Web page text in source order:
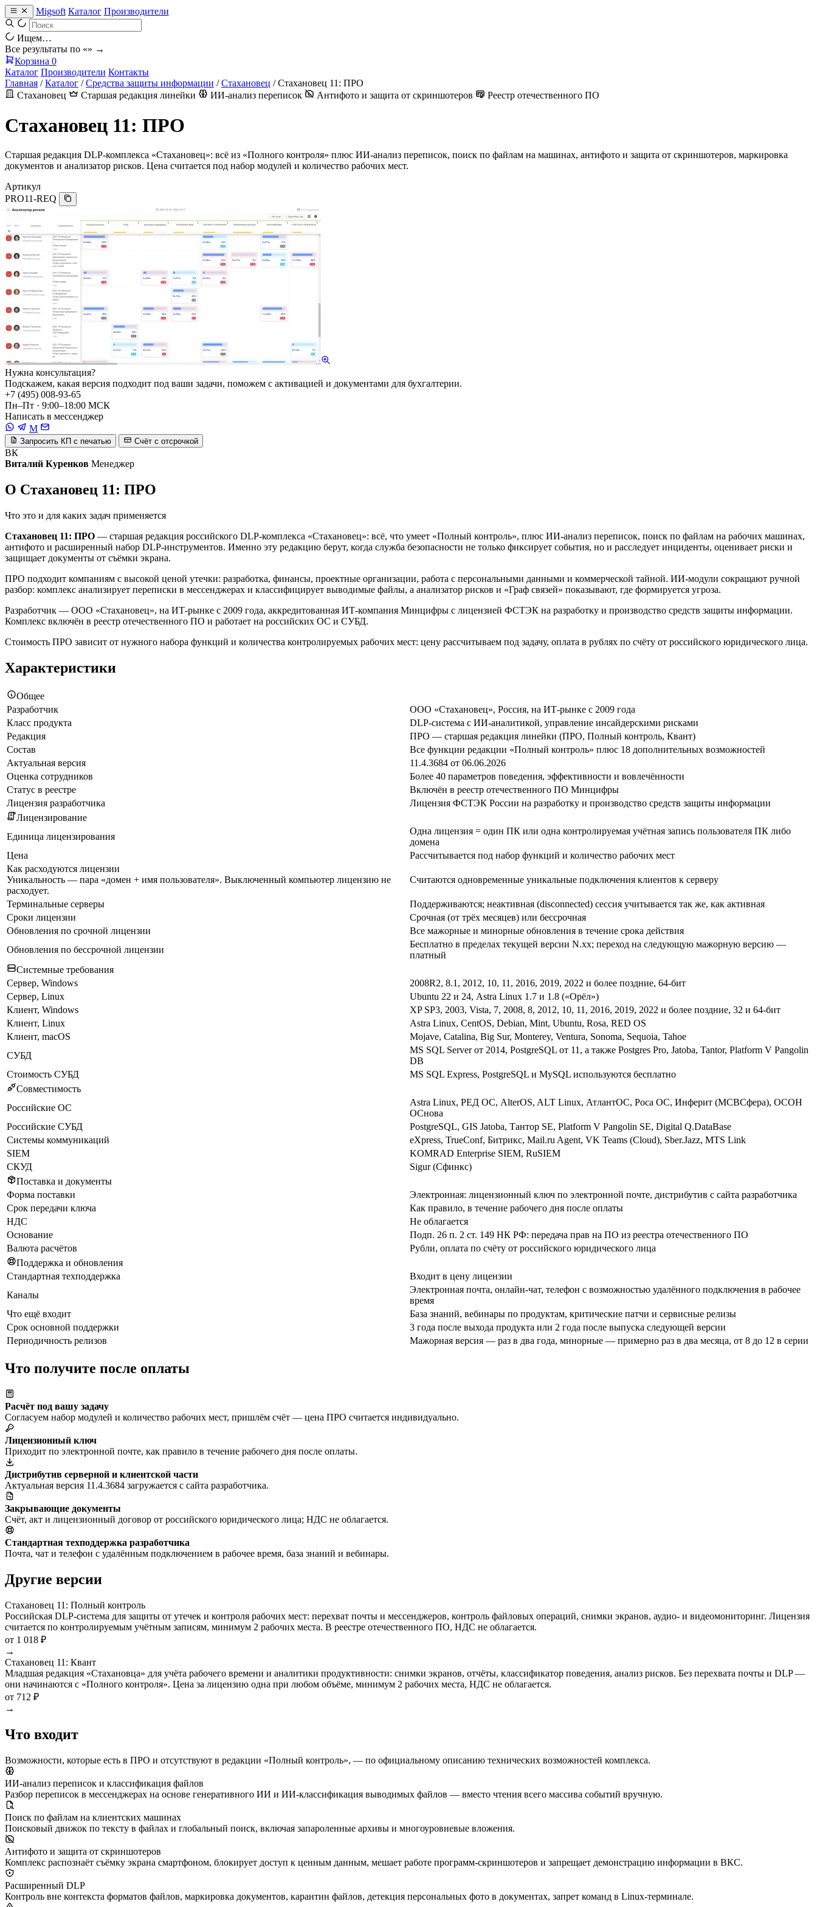
Migsoft Каталог Производители
Ищем…
Все результаты по «» →
Корзина 0
Каталог Производители Контакты
Главная / Каталог / Средства защиты информации / Стахановец / Стахановец 11: ПРО
Стахановец
Старшая редакция линейки ИИ-анализ переписок Антифото и защита от скриншотеров Реестр отечественного ПО
Стахановец 11: ПРО
Старшая редакция DLP-комплекса «Стахановец»: всё из «Полного контроля» плюс ИИ-анализ переписок, поиск по файлам на машинах, антифото и защита от скриншотеров, маркировка
документов и анализатор рисков. Цена считается под набор модулей и количество рабочих мест.
Артикул
PRO11-REQ
Нужна консультация?
Подскажем, какая версия подходит под ваши задачи, поможем с активацией и документами для бухгалтерии.
+7 (495) 008-93-65
Пн–Пт · 9:00–18:00 МСК
Написать в мессенджер
M
Запросить КП с печатью Счёт с отсрочкой
ВК
Виталий Куренков Менеджер
О Стахановец 11: ПРО
Что это и для каких задач применяется
Стахановец 11: ПРО — старшая редакция российского DLP-комплекса «Стахановец»: всё, что умеет «Полный контроль», плюс ИИ-анализ переписок, поиск по файлам на рабочих машинах,
антифото и расширенный набор DLP-инструментов. Именно эту редакцию берут, когда служба безопасности не только фиксирует события, но и расследует инциденты, оценивает риски и
защищает документы от съёмки экрана.
ПРО подходит компаниям с высокой ценой утечки: разработка, финансы, проектные организации, работа с персональными данными и коммерческой тайной. ИИ-модули сокращают ручной
разбор: комплекс анализирует переписки в мессенджерах и классифицирует выводимые файлы, а анализатор рисков и «Граф связей» показывают, где формируется угроза.
Разработчик — ООО «Стахановец», на ИТ-рынке с 2009 года, аккредитованная ИТ-компания Минцифры с лицензией ФСТЭК на разработку и производство средств защиты информации.
Комплекс включён в реестр отечественного ПО и работает на российских ОС и СУБД.
Стоимость ПРО зависит от нужного набора функций и количества контролируемых рабочих мест: цену рассчитываем под задачу, оплата в рублях по счёту от российского юридического лица.
Характеристики
Общее
Разработчик
ООО «Стахановец», Россия, на ИТ-рынке с 2009 года
Класс продукта
DLP-система с ИИ-аналитикой, управление инсайдерскими рисками
Редакция
ПРО — старшая редакция линейки (ПРО, Полный контроль, Квант)
Состав
Все функции редакции «Полный контроль» плюс 18 дополнительных возможностей
Актуальная версия
11.4.3684 от 06.06.2026
Оценка сотрудников
Более 40 параметров поведения, эффективности и вовлечённости
Статус в реестре
Включён в реестр отечественного ПО Минцифры
Лицензия разработчика
Лицензия ФСТЭК России на разработку и производство средств защиты информации
Лицензирование
Единица лицензирования
Одна лицензия = один ПК или одна контролируемая учётная запись пользователя ПК либо
домена
Цена
Рассчитывается под набор функций и количество рабочих мест
Как расходуются лицензии
Уникальность — пара «домен + имя пользователя». Выключенный компьютер лицензию не
расходует.
Считаются одновременные уникальные подключения клиентов к серверу
Терминальные серверы
Поддерживаются; неактивная (disconnected) сессия учитывается так же, как активная
Сроки лицензии
Срочная (от трёх месяцев) или бессрочная
Обновления по срочной лицензии
Все мажорные и минорные обновления в течение срока действия
Обновления по бессрочной лицензии
Бесплатно в пределах текущей версии N.xx; переход на следующую мажорную версию —
платный
Системные требования
Сервер, Windows
2008R2, 8.1, 2012, 10, 11, 2016, 2019, 2022 и более поздние, 64-бит
Сервер, Linux
Ubuntu 22 и 24, Astra Linux 1.7 и 1.8 («Орёл»)
Клиент, Windows
XP SP3, 2003, Vista, 7, 2008, 8, 2012, 10, 11, 2016, 2019, 2022 и более поздние, 32 и 64-бит
Клиент, Linux
Astra Linux, CentOS, Debian, Mint, Ubuntu, Rosa, RED OS
Клиент, macOS
Mojave, Catalina, Big Sur, Monterey, Ventura, Sonoma, Sequoia, Tahoe
СУБД
MS SQL Server от 2014, PostgreSQL от 11, а также Postgres Pro, Jatoba, Tantor, Platform V Pangolin
DB
Стоимость СУБД
MS SQL Express, PostgreSQL и MySQL используются бесплатно
Совместимость
Российские ОС
Astra Linux, РЕД ОС, AlterOS, ALT Linux, АтлантОС, Роса ОС, Инферит (МСВСфера), ОСОН
ОСнова
Российские СУБД
PostgreSQL, GIS Jatoba, Тантор SE, Platform V Pangolin SE, Digital Q.DataBase
Системы коммуникаций
eXpress, TrueConf, Битрикс, Mail.ru Agent, VK Teams (Cloud), Sber.Jazz, MTS Link
SIEM
KOMRAD Enterprise SIEM, RuSIEM
СКУД
Sigur (Сфинкс)
Поставка и документы
Форма поставки
Электронная: лицензионный ключ по электронной почте, дистрибутив с сайта разработчика
Срок передачи ключа
Как правило, в течение рабочего дня после оплаты
НДС
Не облагается
Основание
Подп. 26 п. 2 ст. 149 НК РФ: передача прав на ПО из реестра отечественного ПО
Валюта расчётов
Рубли, оплата по счёту от российского юридического лица
Поддержка и обновления
Стандартная техподдержка
Входит в цену лицензии
Каналы
Электронная почта, онлайн-чат, телефон с возможностью удалённого подключения в рабочее
время
Что ещё входит
База знаний, вебинары по продуктам, критические патчи и сервисные релизы
Срок основной поддержки
3 года после выхода продукта или 2 года после выпуска следующей версии
Периодичность релизов
Мажорная версия — раз в два года, минорные — примерно раз в два месяца, от 8 до 12 в серии
Что получите после оплаты
Расчёт под вашу задачу
Согласуем набор модулей и количество рабочих мест, пришлём счёт — цена ПРО считается индивидуально.
Лицензионный ключ
Приходит по электронной почте, как правило в течение рабочего дня после оплаты.
Дистрибутив серверной и клиентской части
Актуальная версия 11.4.3684 загружается с сайта разработчика.
Закрывающие документы
Счёт, акт и лицензионный договор от российского юридического лица; НДС не облагается.
Стандартная техподдержка разработчика
Почта, чат и телефон с удалённым подключением в рабочее время, база знаний и вебинары.
Другие версии
Стахановец 11: Полный контроль
Российская DLP-система для защиты от утечек и контроля рабочих мест: перехват почты и мессенджеров, контроль файловых операций, снимки экранов, аудио- и видеомониторинг. Лицензия
считается по контролируемым учётным записям, минимум 2 рабочих места. В реестре отечественного ПО, НДС не облагается.
от 1 018 ₽
→
Стахановец 11: Квант
Младшая редакция «Стахановца» для учёта рабочего времени и аналитики продуктивности: снимки экранов, отчёты, классификатор поведения, анализ рисков. Без перехвата почты и DLP —
они начинаются с «Полного контроля». Цена за лицензию одна при любом объёме, минимум 2 рабочих места, НДС не облагается.
от 712 ₽
→
Что входит
Возможности, которые есть в ПРО и отсутствуют в редакции «Полный контроль», — по официальному описанию технических возможностей комплекса.
ИИ-анализ переписок и классификация файлов
Разбор переписок в мессенджерах на основе генеративного ИИ и ИИ-классификация выводимых файлов — вместо чтения всего массива событий вручную.
Поиск по файлам на клиентских машинах
Поисковый движок по тексту в файлах и глобальный поиск, включая запароленные архивы и многоуровневые вложения.
Антифото и защита от скриншотеров
Комплекс распознаёт съёмку экрана смартфоном, блокирует доступ к ценным данным, мешает работе программ-скриншотеров и запрещает демонстрацию информации в ВКС.
Расширенный DLP
Контроль вне контекста форматов файлов, маркировка документов, карантин файлов, детекция персональных фото в документах, запрет команд в Linux-терминале.